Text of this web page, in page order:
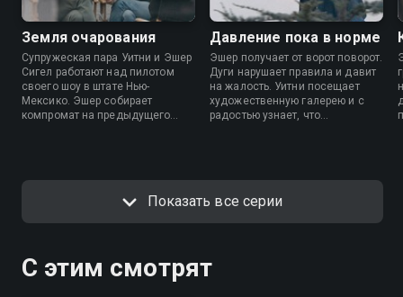
Земля очарования
Супружеская пара Уитни и Эшер
Сигел работают над пилотом
своего шоу в штате Нью-
Мексико. Эшер собирает
компромат на предыдущего
Давление пока в норме
Эшер получает от ворот поворот.
Дуги нарушает правила и давит
на жалость. Уитни посещает
художественную галерею и с
радостью узнает, что
Показать все серии
С этим смотрят